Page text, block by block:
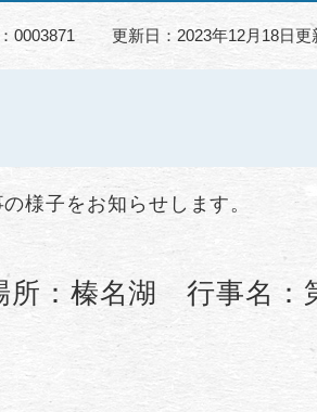
0003871 更新日：2023年12月18日更
様子をお知らせします。
所：榛名湖 行事名：